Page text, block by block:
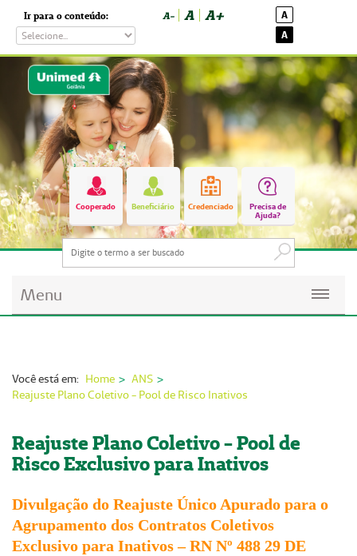
Ir para o conteúdo: A- A A+
A
A
Cooperado Beneficiário Credenciado
Precisa de
Ajuda?
Menu
Serviços On-line
Imprensa
Institucional
Fale Conosco
ANS
Você está em: Home
ANS
Reajuste Plano Coletivo - Pool de Risco Inativos
Reajuste Plano Coletivo - Pool de
Risco Exclusivo para Inativos
Divulgação do Reajuste Único Apurado para o
Agrupamento dos Contratos Coletivos
Exclusivo para Inativos – RN Nº 488 29 DE